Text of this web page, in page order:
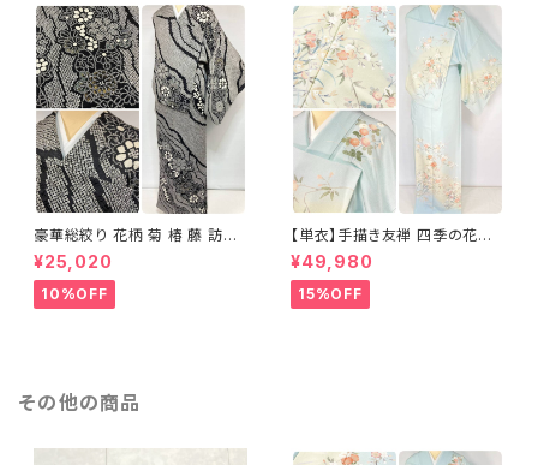
豪華総絞り 花柄 菊 椿 藤 訪問
着 鹿の子絞り ラメ 正絹 黒 白
グレー 1435
¥25,020
10%OFF
【単衣】手描き友禅 四季の花々
正絹 訪問着 水色 黄緑 白 パス
テルカラー 1431
¥49,980
15%OFF
その他の商品